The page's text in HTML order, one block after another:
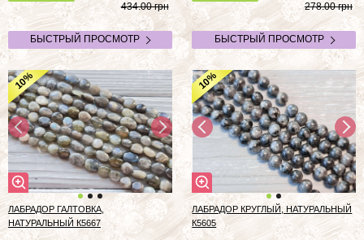
434.00 грн
БЫСТРЫЙ ПРОСМОТР
278.00 грн
БЫСТРЫЙ ПРОСМОТР
10%
ЛАБРАДОР ГАЛТОВКА,
НАТУРАЛЬНЫЙ К5667
10%
ЛАБРАДОР КРУГЛЫЙ, НАТУРАЛЬНЫЙ
К5605